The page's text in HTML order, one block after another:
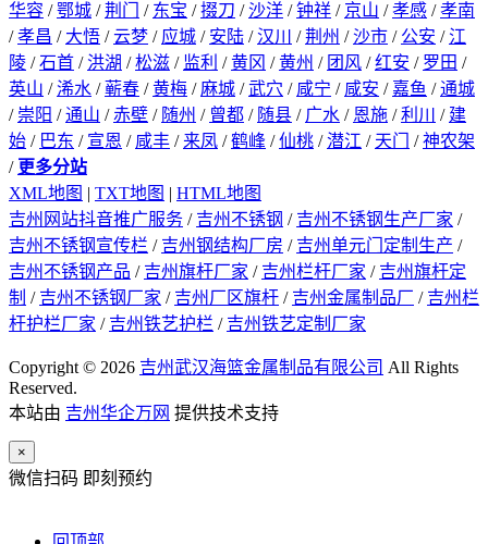
华容 /鄂城 /荆门 / 东宝 /掇刀 /沙洋 /钟祥 / 京山 /孝感 /孝南
/孝昌 / 大悟 /云梦 / 应城 / 安陆 /汉川 /荆州 /沙市 / 公安 / 江
陵 /石首 / 洪湖 /松滋 / 监利 /黄冈 /黄州 / 团风 /红安 / 罗田 /
英山 /浠水 /蕲春 /黄梅 / 麻城 /武穴 / 咸宁 / 咸安 / 嘉鱼 /通城
/ 崇阳 /通山 /赤壁 / 随州 / 曾都 / 随县 / 广水 / 恩施 /利川 / 建
始 / 巴东 / 宣恩 / 咸丰 / 来凤 /鹤峰 /仙桃 /潜江 / 天门 /神农架
/ 更多分站
XML地图 | TXT地图 | HTML地图
吉州网站抖音推广服务 / 吉州不锈钢 / 吉州不锈钢生产厂家 /
吉州不锈钢宣传栏 / 吉州钢结构厂房 / 吉州单元门定制生产 /
吉州不锈钢产品 / 吉州旗杆厂家 / 吉州栏杆厂家 / 吉州旗杆定
制 / 吉州不锈钢厂家 / 吉州厂区旗杆 / 吉州金属制品厂 / 吉州栏
杆护栏厂家 / 吉州铁艺护栏 / 吉州铁艺定制厂家
Copyright © 2026 吉州武汉海篮金属制品有限公司 All Rights
Reserved.
本站由 吉州华企万网 提供技术支持
×
微信扫码 即刻预约